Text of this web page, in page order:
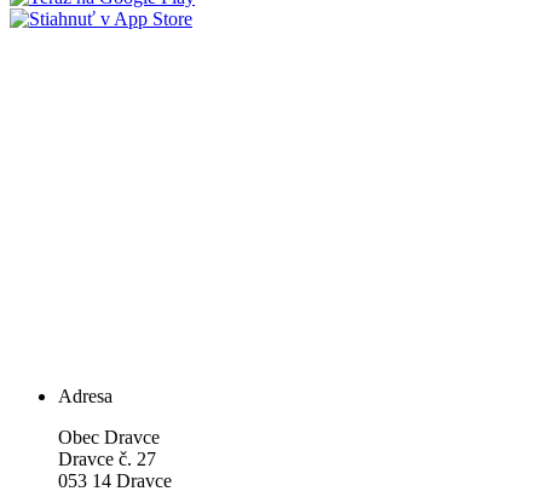
Adresa
Obec Dravce
Dravce č. 27
053 14 Dravce